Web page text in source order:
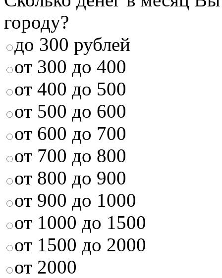
городу?
до 300 рублей
от 300 до 400
от 400 до 500
от 500 до 600
от 600 до 700
от 700 до 800
от 800 до 900
от 900 до 1000
от 1000 до 1500
от 1500 до 2000
от 2000